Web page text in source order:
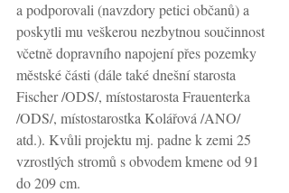
a podporovali (navzdory petici občanů) a
poskytli mu veškerou nezbytnou součinnost
včetně dopravního napojení přes pozemky
městské části (dále také dnešní starosta
Fischer /ODS/, místostarosta Frauenterka
/ODS/, místostarostka Kolářová /ANO/
atd.). Kvůli projektu mj. padne k zemi 25
vzrostlých stromů s obvodem kmene od 91
do 209 cm.